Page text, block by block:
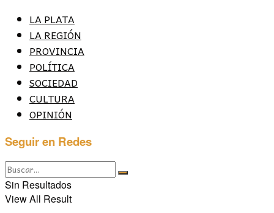
LA PLATA
LA REGIÓN
PROVINCIA
POLÍTICA
SOCIEDAD
CULTURA
OPINIÓN
Seguir en Redes
Sin Resultados
View All Result